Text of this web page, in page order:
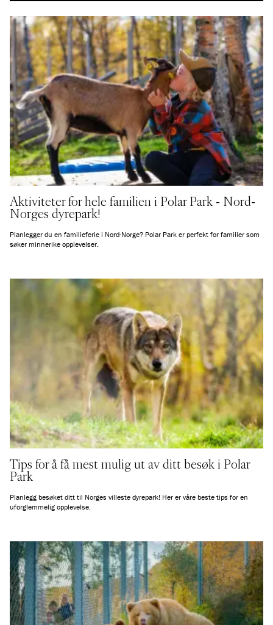
Aktiviteter for hele familien i Polar Park - Nord-
Norges dyrepark!
Planlegger du en familieferie i Nord-Norge? Polar Park er perfekt for familier som
søker minnerike opplevelser.
Tips for å få mest mulig ut av ditt besøk i Polar
Park
Planlegg besøket ditt til Norges villeste dyrepark! Her er våre beste tips for en
uforglemmelig opplevelse.